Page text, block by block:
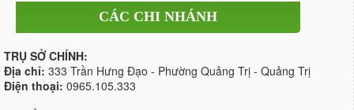
CÁC CHI NHÁNH
TRỤ SỞ CHÍNH:
Địa chỉ: 333 Trần Hưng Đạo - Phường Quảng Trị - Quảng Trị
Điện thoại: 0965.105.333